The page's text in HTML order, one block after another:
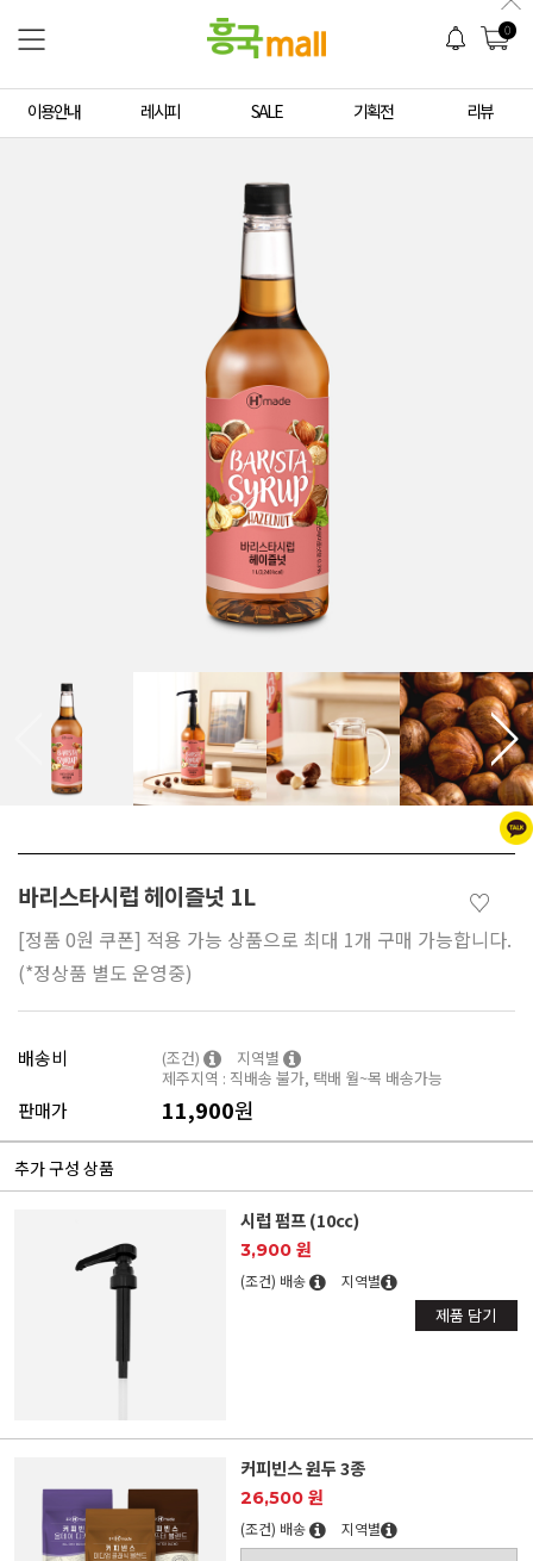
0
이용안내 레시피 SALE 기획전 리뷰
바리스타시럽 헤이즐넛 1L ♡
[정품 0원 쿠폰] 적용 가능 상품으로 최대 1개 구매 가능합니다.
(*정상품 별도 운영중)
배송비 (조건)
지역별
제주지역 : 직배송 불가, 택배 월~목 배송가능
판매가 11,900원
추가 구성 상품
시럽 펌프 (10cc)
3,900 원
(조건) 배송 지역별
제품 담기
커피빈스 원두 3종
26,500 원
(조건) 배송 지역별